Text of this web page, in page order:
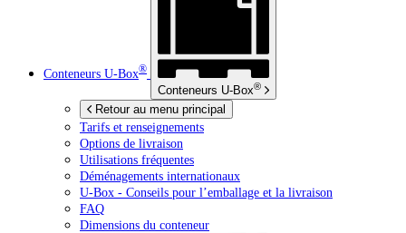
Conteneurs U-Box®
Conteneurs U-Box®
Retour au menu principal
Tarifs et renseignements
Options de livraison
Utilisations fréquentes
Déménagements internationaux
U-Box - Conseils pour l’emballage et la livraison
FAQ
Dimensions du conteneur